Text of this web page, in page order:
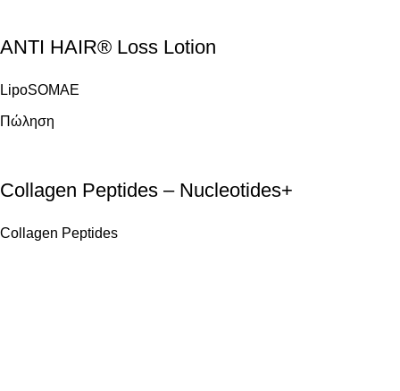
ANTI HAIR® Loss Lotion
LipoSOMAE
Πώληση
Collagen Peptides – Nucleotides+
Collagen Peptides